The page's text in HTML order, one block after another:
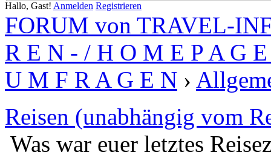
Hallo, Gast! Anmelden Registrieren
FORUM von TRAVEL-
R E N - / H O M E P A G
U M F R A G E N ›
Reisen (unabhängig vom
Was war euer letztes